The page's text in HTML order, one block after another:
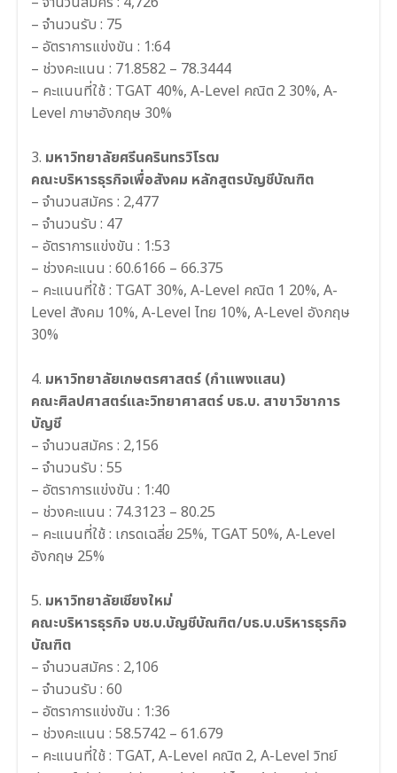
– จำนวนรับ : 75
– อัตราการแข่งขัน : 1:64
– ช่วงคะแนน : 71.8582 – 78.3444
– คะแนนที่ใช้ : TGAT 40%, A-Level คณิต 2 30%, A-
Level ภาษาอังกฤษ 30%
3. มหาวิทยาลัยศรีนครินทรวิโรฒ
คณะบริหารธุรกิจเพื่อสังคม หลักสูตรบัญชีบัณฑิต
– จำนวนสมัคร : 2,477
– จำนวนรับ : 47
– อัตราการแข่งขัน : 1:53
– ช่วงคะแนน : 60.6166 – 66.375
– คะแนนที่ใช้ : TGAT 30%, A-Level คณิต 1 20%, A-
Level สังคม 10%, A-Level ไทย 10%, A-Level อังกฤษ
30%
4. มหาวิทยาลัยเกษตรศาสตร์ (กําแพงแสน)
คณะศิลปศาสตร์และวิทยาศาสตร์ บธ.บ. สาขาวิชาการ
บัญชี
– จำนวนสมัคร : 2,156
– จำนวนรับ : 55
– อัตราการแข่งขัน : 1:40
– ช่วงคะแนน : 74.3123 – 80.25
– คะแนนที่ใช้ : เกรดเฉลี่ย 25%, TGAT 50%, A-Level
อังกฤษ 25%
5. มหาวิทยาลัยเชียงใหม่
คณะบริหารธุรกิจ บช.บ.บัญชีบัณฑิต/บธ.บ.บริหารธุรกิจ
บัณฑิต
– จำนวนสมัคร : 2,106
– จำนวนรับ : 60
– อัตราการแข่งขัน : 1:36
– ช่วงคะแนน : 58.5742 – 61.679
– คะแนนที่ใช้ : TGAT, A-Level คณิต 2, A-Level วิทย์